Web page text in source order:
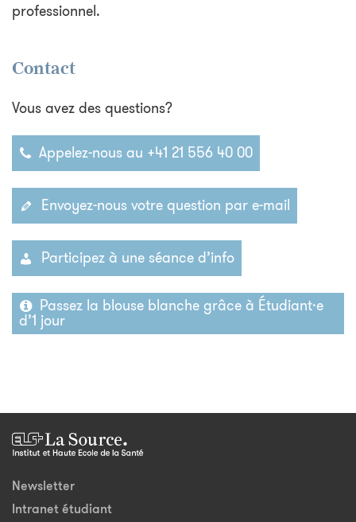
professionnel.
Contact
Vous avez des questions?
Appelez-nous au +41 21 556 40 00
Envoyez-nous votre question par e-mail
Participez à une séance d’info
Passez la blouse blanche grâce à Étudiant·e
d’1 jour
Newsletter
Intranet étudiant